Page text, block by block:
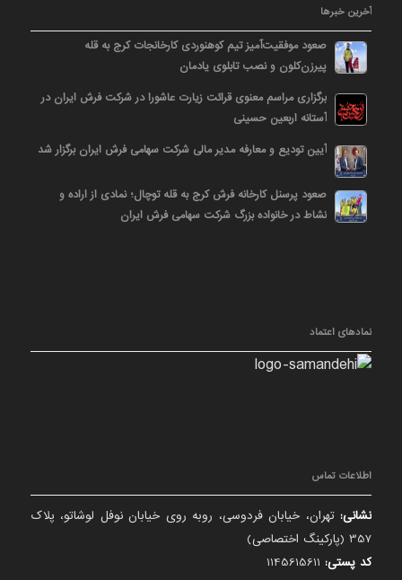
آخرین خبرها
صعود موفقیت‌آمیز تیم کوهنوردی کارخانجات کرج به قله
پیرزن‌کلون و نصب تابلوی یادمان
برگزاری مراسم معنوی قرائت زیارت عاشورا در شرکت فرش ایران در
آستانه اربعین حسینی
آیین تودیع و معارفه مدیر مالی شرکت سهامی فرش ایران برگزار شد
صعود پرسنل کارخانه فرش کرج به قله توچال؛ نمادی از اراده و
نشاط در خانواده بزرگ شرکت سهامی فرش ایران
نمادهای اعتماد
اطلاعات تماس
نشانی: تهران، خیابان فردوسی، روبه روی خیابان نوفل لوشاتو، پلاک
357 (پارکینگ اختصاصی)
کد پستی: